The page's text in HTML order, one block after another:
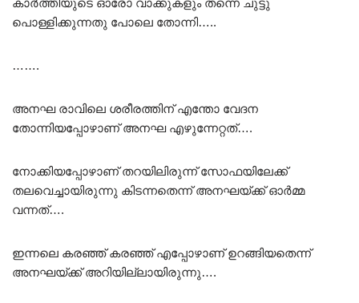
പൊള്ളിക്കുന്നതു പോലെ തോന്നി…..
…….
അനഘ രാവിലെ ശരീരത്തിന് എന്തോ വേദന
തോന്നിയപ്പോഴാണ് അനഘ എഴുന്നേറ്റത്….
നോക്കിയപ്പോഴാണ് തറയിലിരുന്ന് സോഫയിലേക്ക്
തലവെച്ചായിരുന്നു കിടന്നതെന്ന് അനഘയ്ക്ക് ഓർമ്മ
വന്നത്….
ഇന്നലെ കരഞ്ഞ് കരഞ്ഞ് എപ്പോഴാണ് ഉറങ്ങിയതെന്ന്
അനഘയ്ക്ക് അറിയില്ലായിരുന്നു….